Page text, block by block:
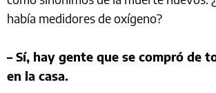
había medidores de oxígeno?
– Sí, hay gente que se compró de
en la casa.